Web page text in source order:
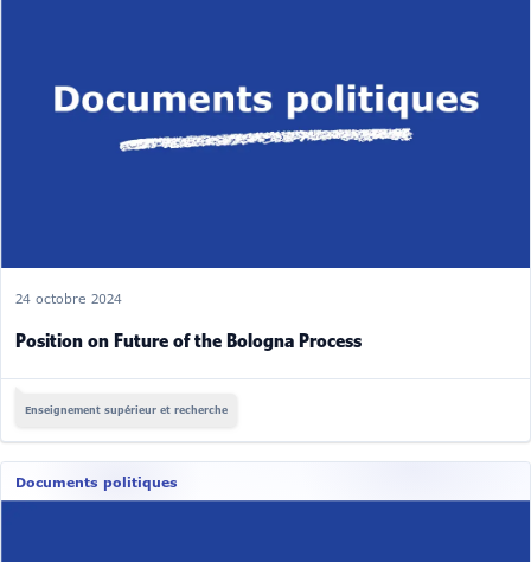
24 octobre 2024
Position on Future of the Bologna Process
Enseignement supérieur et recherche
Documents politiques